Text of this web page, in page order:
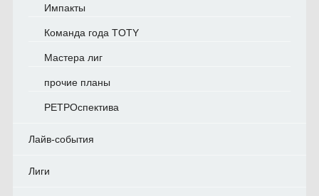
Импакты
Команда года TOTY
Мастера лиг
прочие планы
РЕТРОспектива
Лайв-события
Лиги